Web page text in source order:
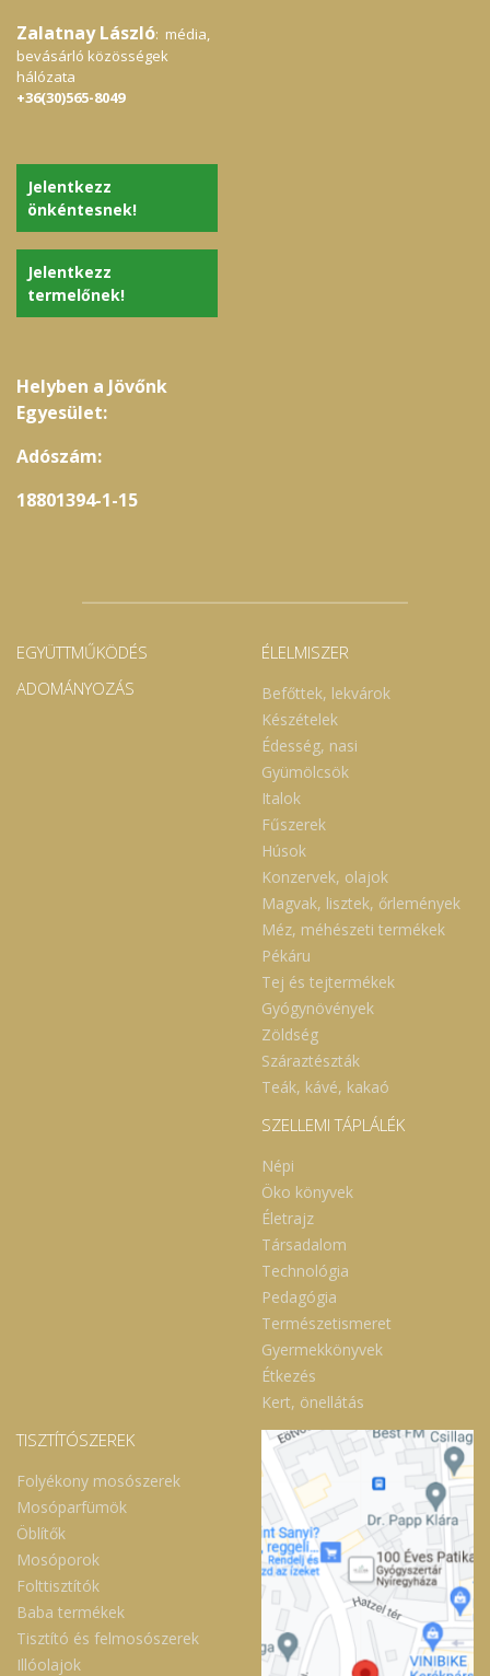
Zalatnay László: média,
bevásárló közösségek
hálózata
+36(30)565-8049
Jelentkezz
önkéntesnek!
Jelentkezz
termelőnek!
Helyben a Jövőnk
Egyesület:
Adószám:
18801394-1-15
EGYÜTTMŰKÖDÉS
ADOMÁNYOZÁS
ÉLELMISZER
Befőttek, lekvárok
Készételek
Édesség, nasi
Gyümölcsök
Italok
Fűszerek
Húsok
Konzervek, olajok
Magvak, lisztek, őrlemények
Méz, méhészeti termékek
Pékáru
Tej és tejtermékek
Gyógynövények
Zöldség
Száraztészták
Teák, kávé, kakaó
SZELLEMI TÁPLÁLÉK
Népi
Öko könyvek
Életrajz
Társadalom
Technológia
Pedagógia
Természetismeret
Gyermekkönyvek
Étkezés
Kert, önellátás
TISZTÍTÓSZEREK
Folyékony mosószerek
Mosóparfümök
Öblítők
Mosóporok
Folttisztítók
Baba termékek
Tisztító és felmosószerek
Illóolajok